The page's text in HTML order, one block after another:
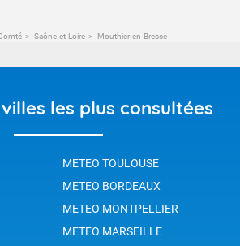
Saône-et-Loire Mouthier-en-Bresse
les plus consultées
METEO TOULOUSE
METEO BORDEAUX
METEO MONTPELLIER
METEO MARSEILLE